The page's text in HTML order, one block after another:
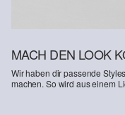
MACH DEN LOOK
Wir haben dir passende
machen. So wird aus einem